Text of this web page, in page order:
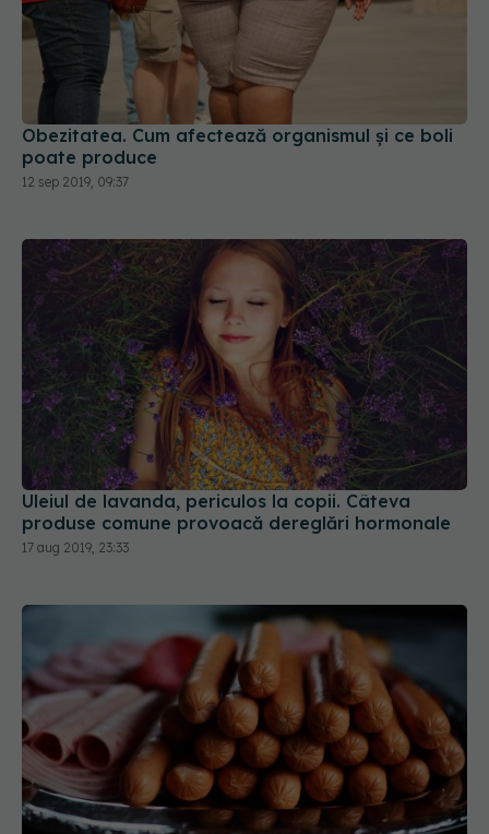
Obezitatea. Cum afectează organismul şi ce boli
poate produce
12 sep 2019, 09:37
Uleiul de lavanda, periculos la copii. Câteva
produse comune provoacă dereglări hormonale
17 aug 2019, 23:33